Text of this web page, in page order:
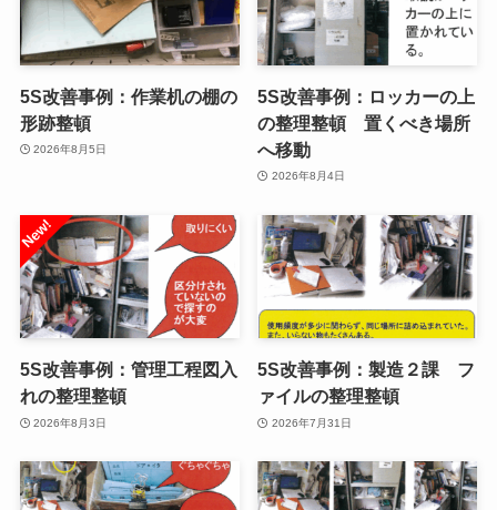
5S改善事例：作業机の棚の
形跡整頓
2026年8月5日
5S改善事例：ロッカーの上
の整理整頓 置くべき場所
へ移動
2026年8月4日
5S改善事例：管理工程図入
れの整理整頓
2026年8月3日
5S改善事例：製造２課 フ
ァイルの整理整頓
2026年7月31日